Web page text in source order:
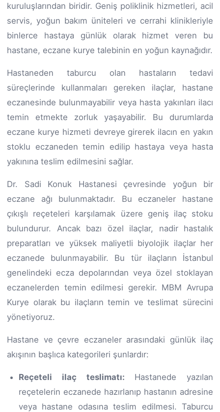
kuruluşlarından biridir. Geniş poliklinik hizmetleri, acil
servis, yoğun bakım üniteleri ve cerrahi klinikleriyle
binlerce hastaya günlük olarak hizmet veren bu
hastane, eczane kurye talebinin en yoğun kaynağıdır.
Hastaneden taburcu olan hastaların tedavi
süreçlerinde kullanmaları gereken ilaçlar, hastane
eczanesinde bulunmayabilir veya hasta yakınları ilacı
temin etmekte zorluk yaşayabilir. Bu durumlarda
eczane kurye hizmeti devreye girerek ilacın en yakın
stoklu eczaneden temin edilip hastaya veya hasta
yakınına teslim edilmesini sağlar.
Dr. Sadi Konuk Hastanesi çevresinde yoğun bir
eczane ağı bulunmaktadır. Bu eczaneler hastane
çıkışlı reçeteleri karşılamak üzere geniş ilaç stoku
bulundurur. Ancak bazı özel ilaçlar, nadir hastalık
preparatları ve yüksek maliyetli biyolojik ilaçlar her
eczanede bulunmayabilir. Bu tür ilaçların İstanbul
genelindeki ecza depolarından veya özel stoklayan
eczanelerden temin edilmesi gerekir. MBM Avrupa
Kurye olarak bu ilaçların temin ve teslimat sürecini
yönetiyoruz.
Hastane ve çevre eczaneler arasındaki günlük ilaç
akışının başlıca kategorileri şunlardır:
Reçeteli ilaç teslimatı: Hastanede yazılan
reçetelerin eczanede hazırlanıp hastanın adresine
veya hastane odasına teslim edilmesi. Taburcu